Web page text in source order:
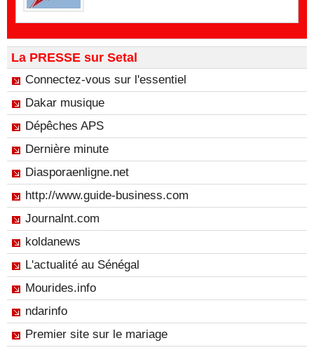
La PRESSE sur Setal
Connectez-vous sur l'essentiel
Dakar musique
Dépêches APS
Dernière minute
Diasporaenligne.net
http://www.guide-business.com
Journalnt.com
koldanews
L'actualité au Sénégal
Mourides.info
ndarinfo
Premier site sur le mariage